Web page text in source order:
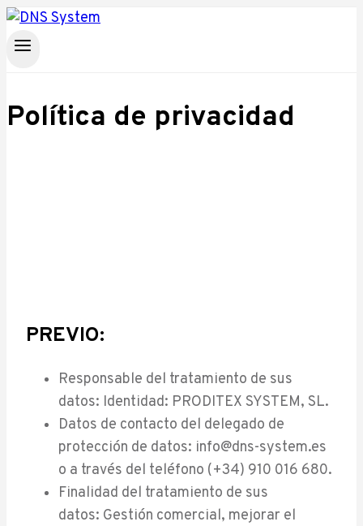
Saltar
al
Política de privacidad
PREVIO:
Responsable del tratamiento de sus
datos: Identidad: PRODITEX SYSTEM, SL.
Datos de contacto del delegado de
protección de datos: info@dns-system.es
o a través del teléfono (+34) 910 016 680.
Finalidad del tratamiento de sus
datos: Gestión comercial, mejorar el